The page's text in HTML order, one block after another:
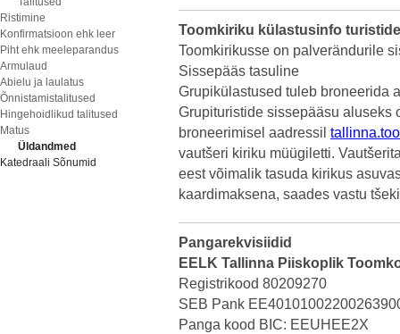
Ristimine
Konfirmatsioon ehk leer
Piht ehk meeleparandus
Armulaud
Abielu ja laulatus
Õnnistamistalitused
Hingehoidlikud talitused
Matus
Üldandmed
Katedraali Sõnumid
Toomkiriku külastusinfo
Toomkirikusse on palverändurile
Sissepääs tasuline
Grupikülastused tuleb broneerida
Grupituristide sissepääsu aluseks
broneerimisel aadressil
vautšeri kiriku müügiletti.
eest võimalik tasuda kirikus
kaardimaksena, saades vastu
Pangarekvisiidid
EELK Tallinna Piiskoplik
Registrikood 80209270
SEB Pank
Panga kood BIC: EEUHEE2X